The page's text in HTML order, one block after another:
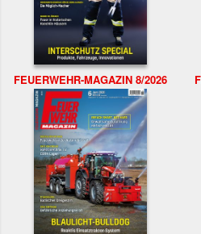
FEUERWEHR-MAGAZIN 8/2026